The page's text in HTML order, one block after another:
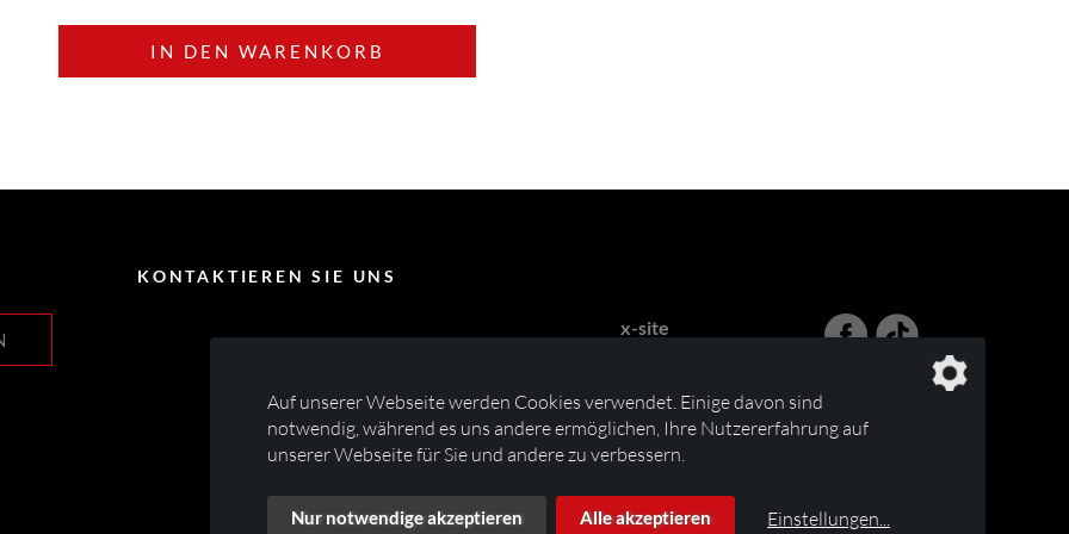
IN DEN WARENKORB
KONTAKTIEREN SIE UNS
x-site
53804 Much
info@blutanhaenger.de
Auf unserer Webseite werden Cookies verwendet. Einige davon sind
notwendig, während es uns andere ermöglichen, Ihre Nutzererfahrung auf
unserer Webseite für Sie und andere zu verbessern.
Nur notwendige akzeptieren Alle akzeptieren Einstellungen